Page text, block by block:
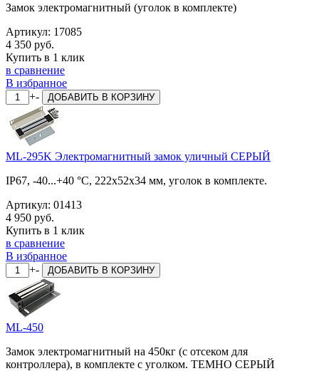
Замок электромагнитный (уголок в комплекте)
Артикул: 17085
4 350 руб.
Купить в 1 клик
в сравнение
В избранное
+- ДОБАВИТЬ В КОРЗИНУ
ML-295K Электромагнитный замок уличный СЕРЫЙ
IP67, -40...+40 °С, 222x52x34 мм, уголок в комплекте.
Артикул: 01413
4 950 руб.
Купить в 1 клик
в сравнение
В избранное
+- ДОБАВИТЬ В КОРЗИНУ
ML-450
Замок электромагнитный на 450кг (с отсеком для
контроллера), в комплекте с уголком. ТЕМНО СЕРЫЙ